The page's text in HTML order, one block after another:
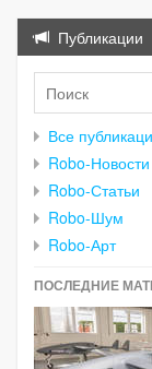
Публикации
Все
Robo-Новости
Robo-Статьи
Robo-Шум
Robo-Арт
ПОСЛЕДНИЕ